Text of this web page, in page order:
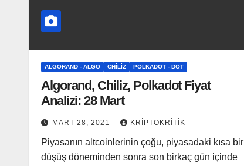
ALGORAND - ALGO CHILIZ POLKADOT - DOT
Algorand, Chiliz, Polkadot Fiyat
Analizi: 28 Mart
MART 28, 2021 KRIPTOKRITIK
Piyasanın altcoinlerinin çoğu, piyasadaki kısa bir
düşüş döneminden sonra son birkaç gün içinde